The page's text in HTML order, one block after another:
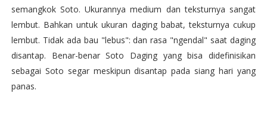
semangkok Soto. Ukurannya medium dan teksturnya sangat
lembut. Bahkan untuk ukuran daging babat, teksturnya cukup
lembut. Tidak ada bau "lebus": dan rasa "ngendal" saat daging
disantap. Benar-benar Soto Daging yang bisa didefinisikan
sebagai Soto segar meskipun disantap pada siang hari yang
panas.